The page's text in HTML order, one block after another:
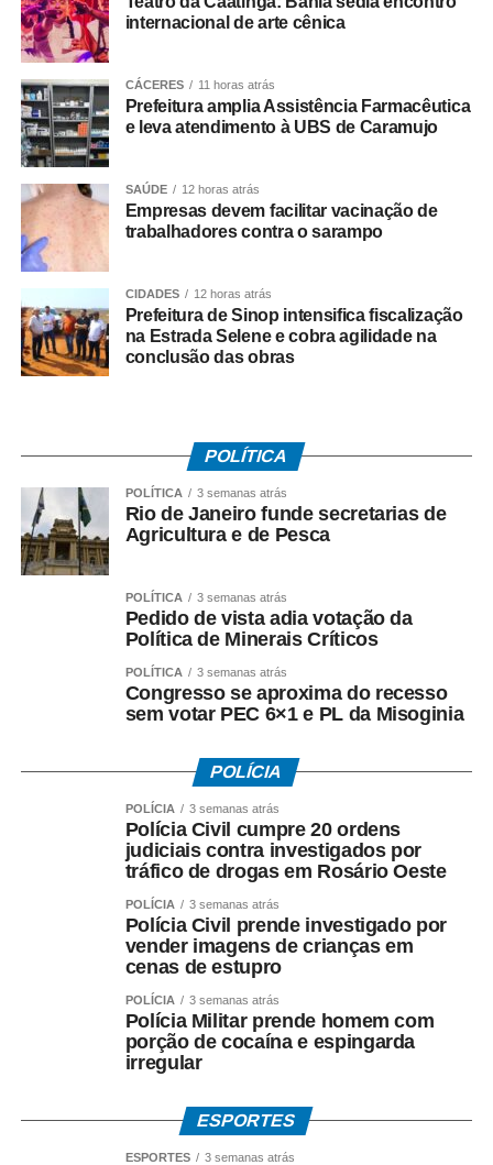
A ação contou com apoio de equipes da Regional de
Várzea Grande e da Diretoria Metropolitana, que atuaram
no cumprimento simultâneo dos mandados judiciais.
As investigações prosseguem para identificar outros
integrantes da organização criminosa e aprofundar a
apuração dos crimes relacionados ao tráfico de drogas e
à atuação da facção no município.
COMENTE ABAIXO:
internacional de arte cênica
CÁCERES 11 horas atrás
Prefeitura amplia Assistência Farmacêutica
e leva atendimento à UBS de Caramujo
SAÚDE 12 horas atrás
Empresas devem facilitar vacinação de
trabalhadores contra o sarampo
CIDADES 12 horas atrás
Prefeitura de Sinop intensifica fiscalização
na Estrada Selene e cobra agilidade na
conclusão das obras
POLÍTICA
POLÍTICA 3 semanas atrás
Rio de Janeiro funde secretarias de
Agricultura e de Pesca
POLÍTICA 3 semanas atrás
Pedido de vista adia votação da
Política de Minerais Críticos
POLÍTICA 3 semanas atrás
Congresso se aproxima do recesso
sem votar PEC 6×1 e PL da Misoginia
POLÍCIA
POLÍCIA 3 semanas atrás
Polícia Civil cumpre 20 ordens
judiciais contra investigados por
tráfico de drogas em Rosário Oeste
POLÍCIA 3 semanas atrás
Polícia Civil prende investigado por
vender imagens de crianças em
cenas de estupro
POLÍCIA 3 semanas atrás
Polícia Militar prende homem com
porção de cocaína e espingarda
irregular
ESPORTES
ESPORTES 3 semanas atrás